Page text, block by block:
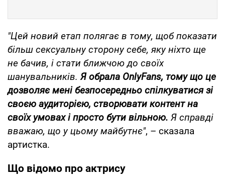
"Цей новий етап полягає в тому, щоб показати
більш сексуальну сторону себе, яку ніхто ще
не бачив, і стати ближчою до своїх
шанувальників.Я обрала OnlyFans, тому що це
дозволяє мені безпосередньо спілкуватися зі
своєю аудиторією, створювати контент на
своїх умовах і просто бути вільною. Я справді
вважаю, що у цьому майбутнє", – сказала
артистка.
Що відомо про актрису